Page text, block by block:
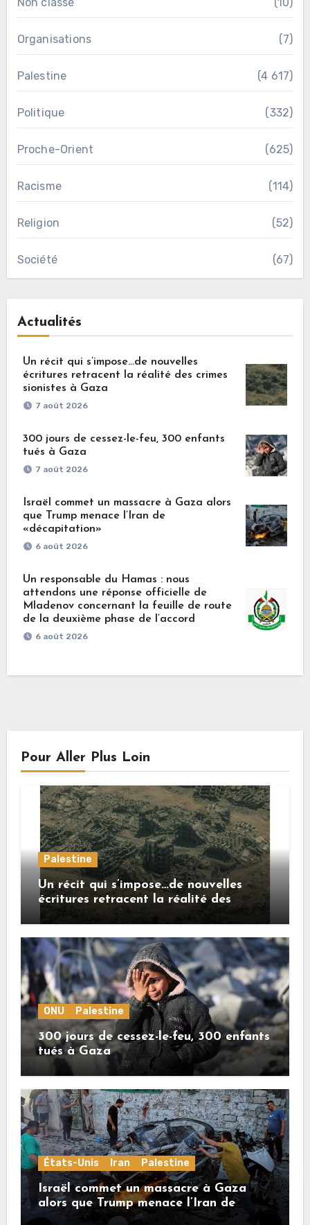
Organisations (7)
Palestine (4 617)
Politique (332)
Proche-Orient (625)
Racisme (114)
Religion (52)
Société (67)
Actualités
Un récit qui s’impose…de nouvelles
écritures retracent la réalité des crimes
sionistes à Gaza
7 août 2026
300 jours de cessez-le-feu, 300 enfants
tués à Gaza
7 août 2026
Israël commet un massacre à Gaza alors
que Trump menace l’Iran de
«décapitation»
6 août 2026
Un responsable du Hamas : nous
attendons une réponse officielle de
Mladenov concernant la feuille de route
de la deuxième phase de l’accord
6 août 2026
Pour Aller Plus Loin
Palestine
Un récit qui s’impose…de nouvelles
écritures retracent la réalité des
crimes sionistes à Gaza
ONU Palestine
300 jours de cessez-le-feu, 300 enfants
tués à Gaza
États-Unis Iran Palestine
Israël commet un massacre à Gaza
alors que Trump menace l’Iran de
«décapitation»